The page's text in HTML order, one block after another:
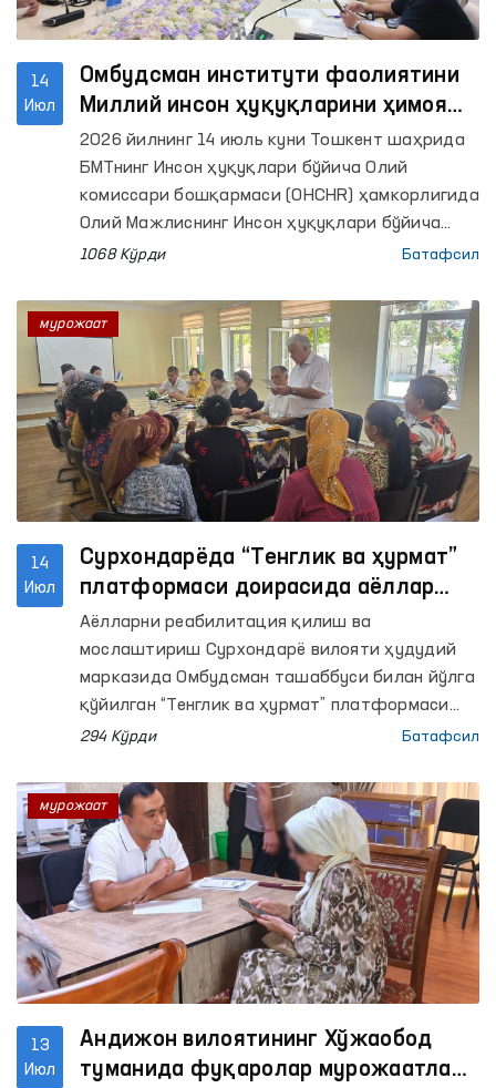
14
Июл
Омбудсман институти фаолиятини
Миллий инсон ҳуқуқларини ҳимоя
қилиш муассасаларининг Глобал
альянси (GANHRI) талаблари бўйича
такомиллаштириш масалалари
муҳокама қилинди
2026 йилнинг 14 июль куни Тошкент шаҳрида
БМТнинг Инсон ҳуқуқлари бўйича Олий
комиссари бошқармаси (OHCHR) ҳамкорлигида
Олий Мажлиснинг Инсон ҳуқуқлари бўйича
вакили (омбудсман) институтини халқаро
такомиллаштиришга бағишланган икки кунлик
семинар-тренинг ўз ишини бошлади.
1068 Кўрди Батафсил
14
Июл
Сурхондарёда “Тенглик ва ҳурмат”
платформаси доирасида аёллар
мурожаатлари бўйича амалий
чоралар кўрилди
Аёлларни реабилитация қилиш ва
мослаштириш Сурхондарё вилояти ҳудудий
марказида Омбудсман ташаббуси билан йўлга
қўйилган “Тенглик ва ҳурмат” платформаси
доирасида “Ҳуқуқий ёрдам автобуси” тадбири
294 Кўрди Батафсил
мурожаат
13
Июл
Андижон вилоятининг Хўжаобод
туманида фуқаролар мурожаатлари
мурожаат